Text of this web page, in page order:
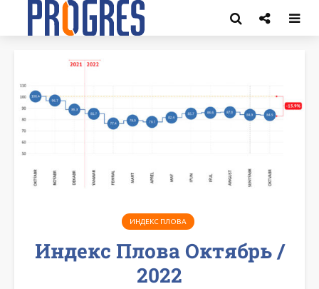
ИНДЕКС ПЛОВА
Индекс Плова Октябрь /
2022